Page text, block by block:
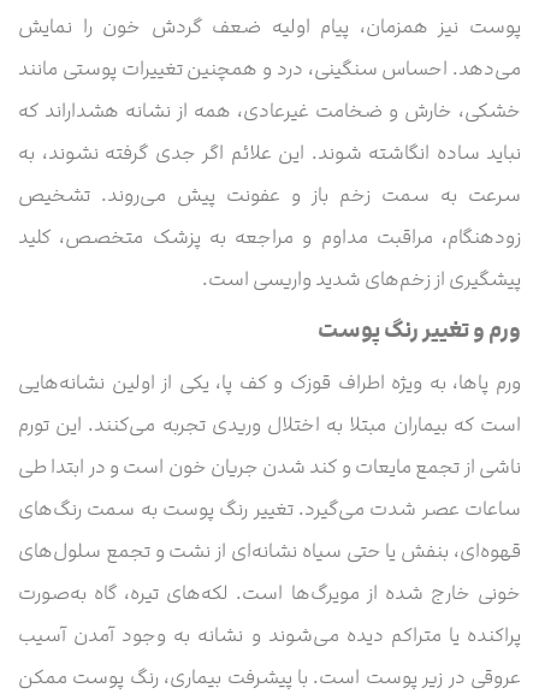
پوست نیز همزمان، پیام اولیه ضعف گردش خون را نمایش
می‌دهد. احساس سنگینی، درد و همچنین تغییرات پوستی مانند
خشکی، خارش و ضخامت غیرعادی، همه از نشانه هشداراند که
نباید ساده انگاشته شوند. این علائم اگر جدی گرفته نشوند، به
سرعت به سمت زخم باز و عفونت پیش می‌روند. تشخیص
زودهنگام، مراقبت مداوم و مراجعه به پزشک متخصص، کلید
پیشگیری از زخم‌های شدید واریسی است.
ورم و تغییر رنگ پوست
ورم پاها، به ویژه اطراف قوزک و کف پا، یکی از اولین نشانه‌هایی
است که بیماران مبتلا به اختلال وریدی تجربه می‌کنند. این تورم
ناشی از تجمع مایعات و کند شدن جریان خون است و در ابتدا طی
ساعات عصر شدت می‌گیرد. تغییر رنگ پوست به سمت رنگ‌های
قهوه‌ای، بنفش یا حتی سیاه نشانه‌ای از نشت و تجمع سلول‌های
خونی خارج شده از مویرگ‌ها است. لکه‌های تیره، گاه به‌صورت
پراکنده یا متراکم دیده می‌شوند و نشانه به وجود آمدن آسیب
عروقی در زیر پوست است. با پیشرفت بیماری، رنگ پوست ممکن